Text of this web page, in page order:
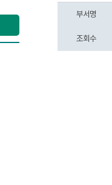
부서명
조회수